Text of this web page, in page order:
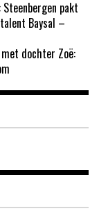
pakt
Baysal –
dochter Zoë: